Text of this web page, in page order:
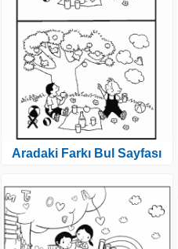
Aradaki Farkı Bul Sayfası